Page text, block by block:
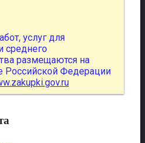
услуг для
среднего
размещаются на
Российской Федерации